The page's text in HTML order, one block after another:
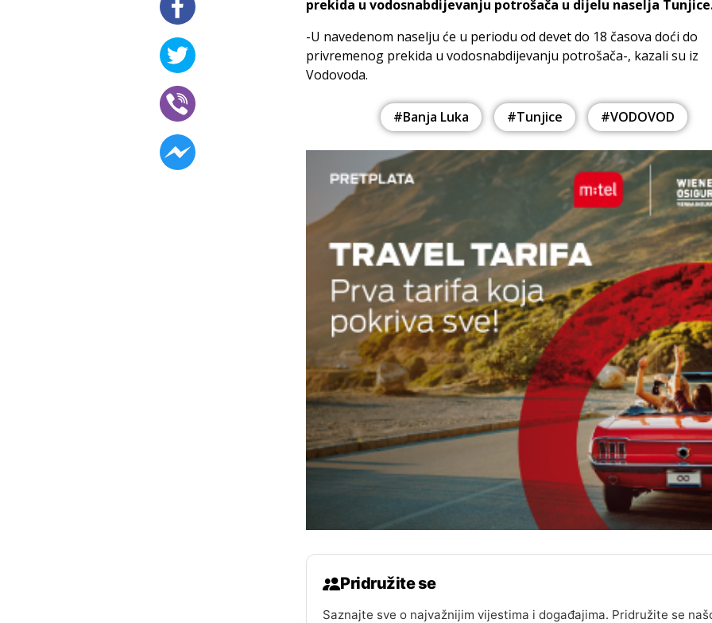
prekida u vodosnabdijevanju potrošača u dijelu naselja
-U navedenom naselju će u periodu od devet do 18 časova doći do
privremenog prekida u vodosnabdijevanju potrošača-, kazali su iz
Vodovoda.
#Banja Luka #Tunjice #VODOVOD
Pridružite se
Saznajte sve o najvažnijim vijestima i događajima. Pridružite se